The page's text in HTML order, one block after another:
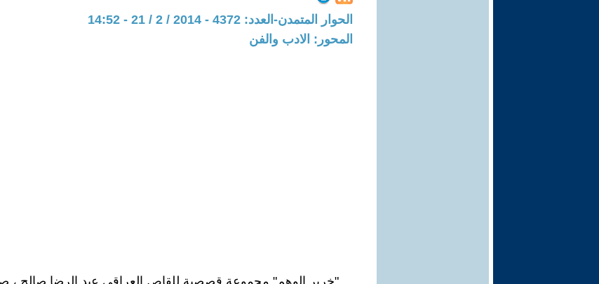
الحوار المتمدن-العدد: 4372 - 2014 / 2 / 21 - 14:52
المحور: الادب والفن